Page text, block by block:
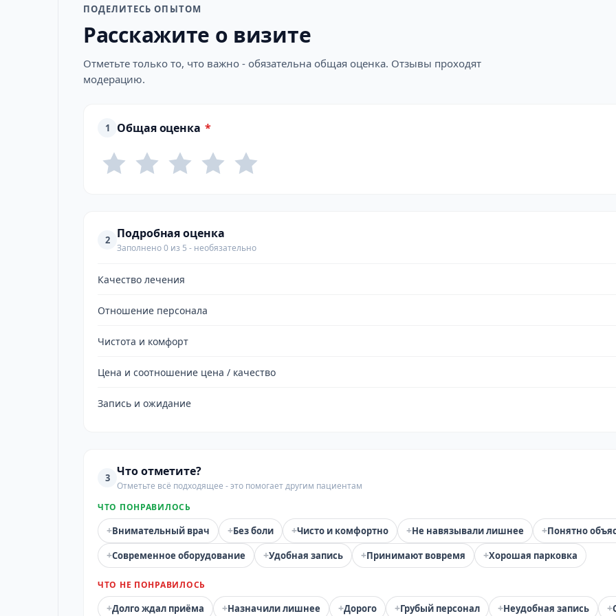
ПОДЕЛИТЕСЬ ОПЫТОМ
Расскажите о визите
Отметьте только то, что важно - обязательна общая оценка. Отзывы проходят
модерацию.
1 Общая оценка *
2 Подробная оценка
Заполнено 0 из 5 - необязательно
Качество лечения
Отношение персонала
Чистота и комфорт
Цена и соотношение цена / качество
Запись и ожидание
3 Что отметите?
Отметьте всё подходящее - это помогает другим пациентам
ЧТО ПОНРАВИЛОСЬ
+Внимательный врач +Без боли +Чисто и комфортно +Не навязывали лишнее +Понятно
+Современное оборудование +Удобная запись +Принимают вовремя +Хорошая парковка
ЧТО НЕ ПОНРАВИЛОСЬ
+Долго ждал приёма +Назначили лишнее +Дорого +Грубый персонал +Неудобная запись +